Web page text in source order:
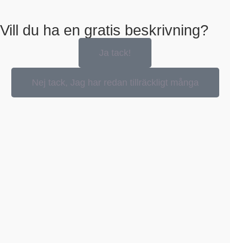
Vill du ha en gratis beskrivning?
Ja tack!
Nej tack, Jag har redan tillräckligt många